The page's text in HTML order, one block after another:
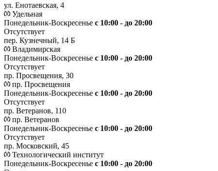
ул. Енотаевская, 4
Удельная
Понедельник-Воскресенье с 10:00 - до 20:00
Отсутствует
пер. Кузнечный, 14 Б
Владимирская
Понедельник-Воскресенье с 10:00 - до 20:00
Отсутствует
пр. Просвещения, 30
пр. Просвещения
Понедельник-Воскресенье c 10:00 - до 20:00
Отсутствует
пр. Ветеранов, 110
пр. Ветеранов
Понедельник-Воскресенье с 10:00 - до 20:00
Отсутствует
пр. Московский, 45
Технологический институт
Понедельник-Воскресенье с 10:00 - до 20:00